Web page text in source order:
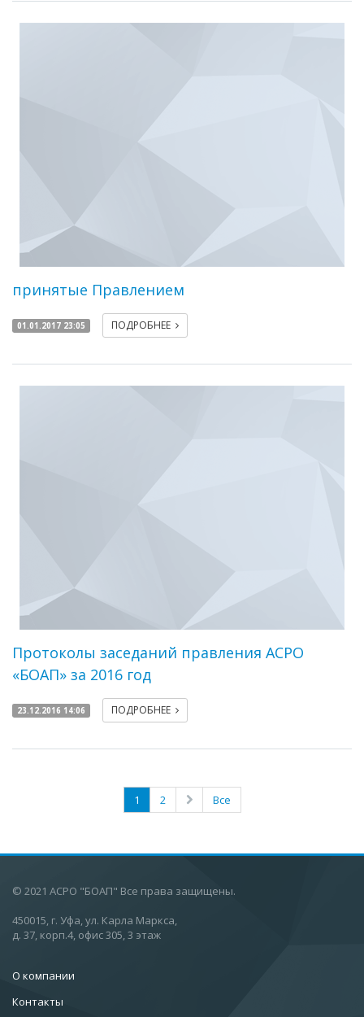
принятые Правлением
01.01.2017 23:05 ПОДРОБНЕЕ
Протоколы заседаний правления АСРО
«БОАП» за 2016 год
23.12.2016 14:06 ПОДРОБНЕЕ
1 2 Все
© 2021 АСРО "БОАП" Все права защищены.
450015, г. Уфа, ул. Карла Маркса,
д. 37, корп.4, офис 305, 3 этаж
О компании
Контакты